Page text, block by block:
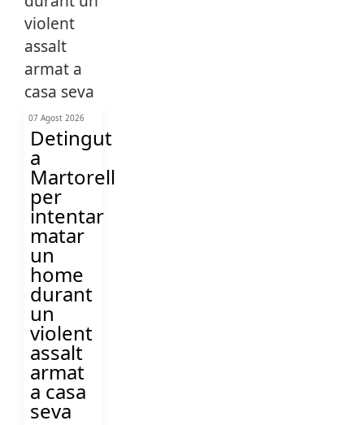
07 Agost 2026
Detingut
a
Martorell
per
intentar
matar
un
home
durant
un
violent
assalt
armat
a casa
seva